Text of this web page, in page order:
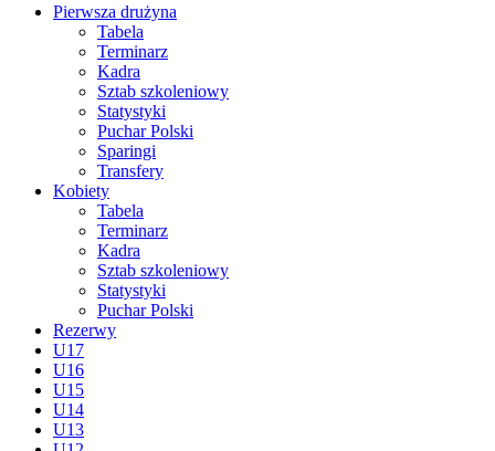
Pierwsza drużyna
Tabela
Terminarz
Kadra
Sztab szkoleniowy
Statystyki
Puchar Polski
Sparingi
Transfery
Kobiety
Tabela
Terminarz
Kadra
Sztab szkoleniowy
Statystyki
Puchar Polski
Rezerwy
U17
U16
U15
U14
U13